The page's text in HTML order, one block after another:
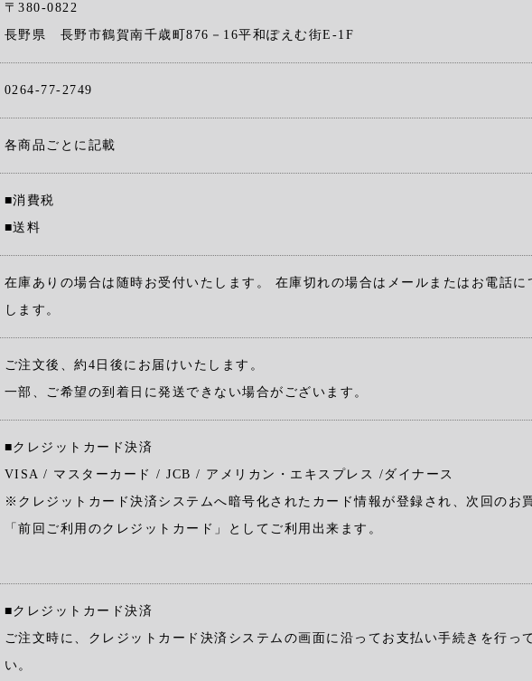
〒380-0822
長野県 長野市鶴賀南千歳町876－16平和ぽえむ街E-1F
0264-77-2749
各商品ごとに記載
■消費税
■送料
在庫ありの場合は随時お受付いたします。 在庫切れの場合はメールまたはお電話に
します。
ご注文後、約4日後にお届けいたします。
一部、ご希望の到着日に発送できない場合がございます。
■クレジットカード決済
VISA / マスターカード / JCB / アメリカン・エキスプレス /ダイナース
※クレジットカード決済システムへ暗号化されたカード情報が登録され、次回のお
「前回ご利用のクレジットカード」としてご利用出来ます。
■クレジットカード決済
ご注文時に、クレジットカード決済システムの画面に沿ってお支払い手続きを行っ
い。